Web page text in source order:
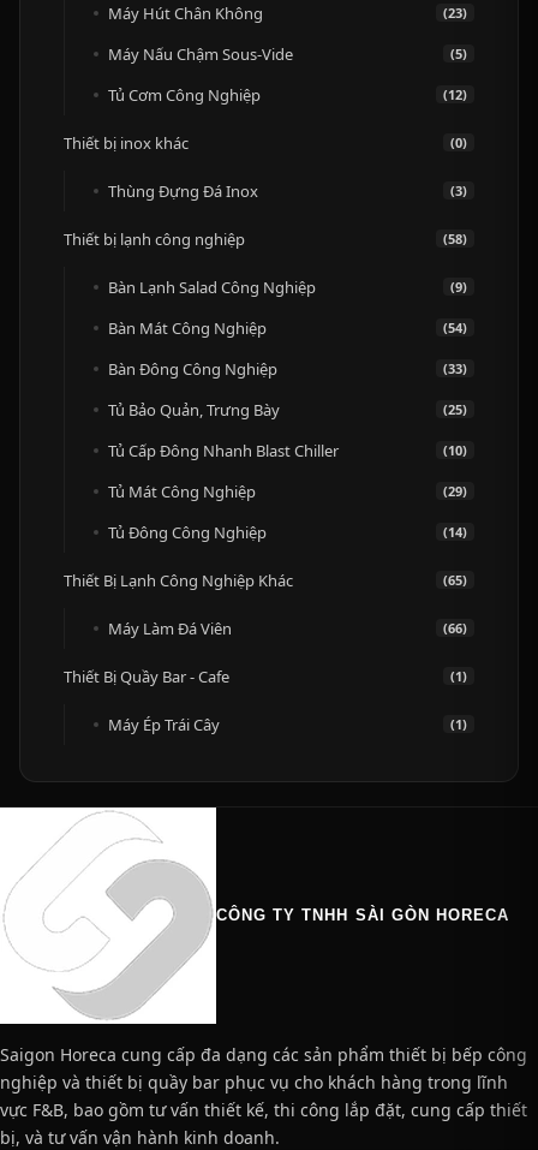
Máy Hút Chân Không (23)
Máy Nấu Chậm Sous-Vide (5)
Tủ Cơm Công Nghiệp (12)
Thiết bị inox khác (0)
Thùng Đựng Đá Inox (3)
Thiết bị lạnh công nghiệp (58)
Bàn Lạnh Salad Công Nghiệp (9)
Bàn Mát Công Nghiệp (54)
Bàn Đông Công Nghiệp (33)
Tủ Bảo Quản, Trưng Bày (25)
Tủ Cấp Đông Nhanh Blast Chiller (10)
Tủ Mát Công Nghiệp (29)
Tủ Đông Công Nghiệp (14)
Thiết Bị Lạnh Công Nghiệp Khác (65)
Máy Làm Đá Viên (66)
Thiết Bị Quầy Bar - Cafe (1)
Máy Ép Trái Cây (1)
CÔNG TY TNHH SÀI GÒN HORECA
Saigon Horeca cung cấp đa dạng các sản phẩm thiết bị bếp công
nghiệp và thiết bị quầy bar phục vụ cho khách hàng trong lĩnh
vực F&B, bao gồm tư vấn thiết kế, thi công lắp đặt, cung cấp thiết
bị, và tư vấn vận hành kinh doanh.